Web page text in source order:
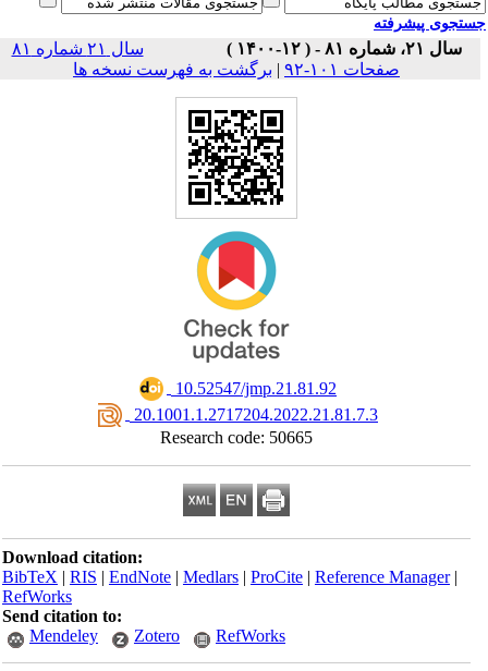
پیشرفته
سال ۲۱، شماره ۸۱ - ( ۱۲-۱۴۰۰ )
سال ۲۱ شماره ۸۱
صفحات ۱۰۱-۹۲
|برگشت به فهرست نسخه ها
‎ 10.52547/jmp.21.81.92
‎ 20.1001.1.2717204.2022.21.81.7.3
Research code: 50665
Download citation:
BibTeX|RIS|EndNote|Medlars|ProCite|Reference Manager
RefWorks
Send citation to:
Mendeley
Zotero RefWorks